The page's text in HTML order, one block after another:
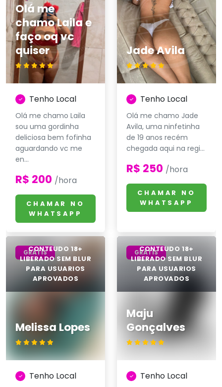
Olá me
chamo Laila e
faço oq vc
quiser
Tenho Local
Olá me chamo Laila
sou uma gordinha
deliciosa bem fofinha
aguardando vc me
en...
R$ 200 /hora
CHAMAR NO
WHATSAPP
Jade Avila
Tenho Local
Olá me chamo Jade
Avila, uma ninfetinha
de 19 anos recém
chegada aqui na regi...
R$ 250 /hora
CHAMAR NO
WHATSAPP
Melissa Lopes
GRÁTIS
Tenho Local
Maju
Gonçalves
GRÁTIS
Tenho Local